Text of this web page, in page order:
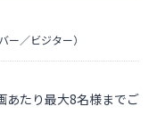
ー／ビジター）
あたり最大8名様までご